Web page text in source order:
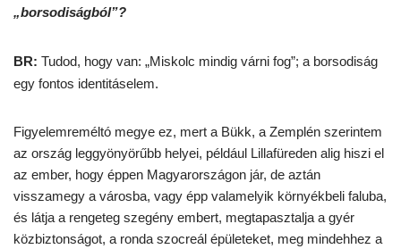
„borsodiságból”?
BR: Tudod, hogy van: „Miskolc mindig várni fog”; a borsodiság
egy fontos identitáselem.
Figyelemreméltó megye ez, mert a Bükk, a Zemplén szerintem
az ország leggyönyörűbb helyei, például Lillafüreden alig hiszi el
az ember, hogy éppen Magyarországon jár, de aztán
visszamegy a városba, vagy épp valamelyik környékbeli faluba,
és látja a rengeteg szegény embert, megtapasztalja a gyér
közbiztonságot, a ronda szocreál épületeket, meg mindehhez a